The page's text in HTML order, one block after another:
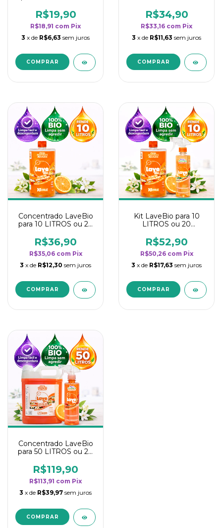
rendimento da
categoria - Flor de
Laranjeira
R$19,90
R$18,91 com Pix
3 x de R$6,63 sem juros
rendimento da
categoria - Flor de
Laranjeira
R$34,90
R$33,16 com Pix
3 x de R$11,63 sem juros
Concentrado LaveBio
para 10 LITROS ou 20
rendimento da
categoria - Flor de
Laranjeira
R$36,90
R$35,06 com Pix
3 x de R$12,30 sem juros
Kit LaveBio para 10
LITROS ou 20
rendimento da
categoria - Flor de
Laranjeira
R$52,90
R$50,26 com Pix
3 x de R$17,63 sem juros
Concentrado LaveBio
para 50 LITROS ou 20
rendimento da
categoria - Flor de
Laranjeira
R$119,90
R$113,91 com Pix
3 x de R$39,97 sem juros